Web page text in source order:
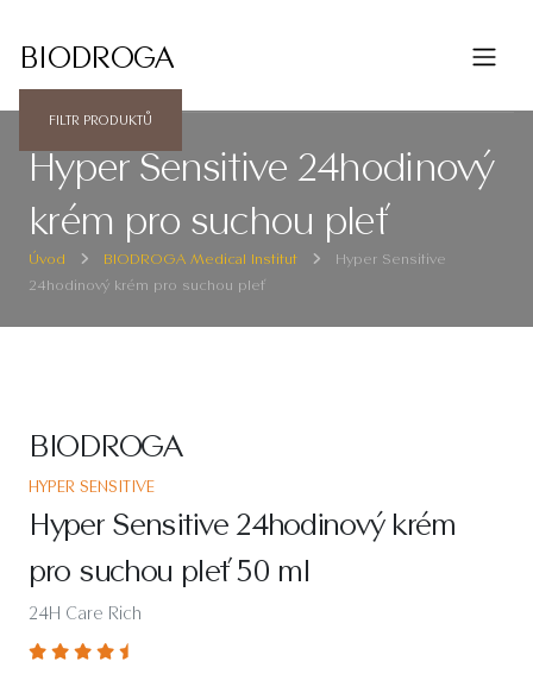
BIODROGA
FILTR PRODUKTŮ
Hyper Sensitive 24hodinový
krém pro suchou pleť
Úvod BIODROGA Medical Institut
Hyper Sensitive
24hodinový krém pro suchou pleť
BIODROGA
HYPER SENSITIVE
Hyper Sensitive 24hodinový krém
pro suchou pleť 50 ml
24H Care Rich